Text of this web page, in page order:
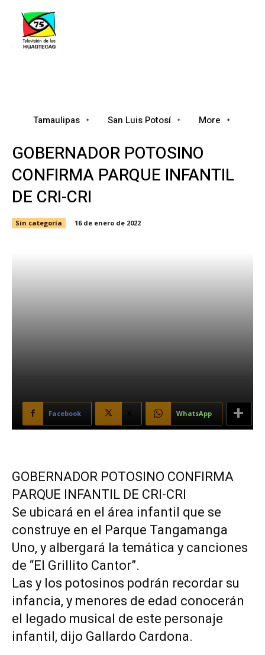
Tamaulipas San Luis Potosí More
GOBERNADOR POTOSINO
CONFIRMA PARQUE INFANTIL
DE CRI-CRI
Sin categoría 16 de enero de 2022
Facebook WhatsApp
GOBERNADOR POTOSINO CONFIRMA
PARQUE INFANTIL DE CRI-CRI
Se ubicará en el área infantil que se
construye en el Parque Tangamanga
Uno, y albergará la temática y canciones
de “El Grillito Cantor”.
Las y los potosinos podrán recordar su
infancia, y menores de edad conocerán
el legado musical de este personaje
infantil, dijo Gallardo Cardona.